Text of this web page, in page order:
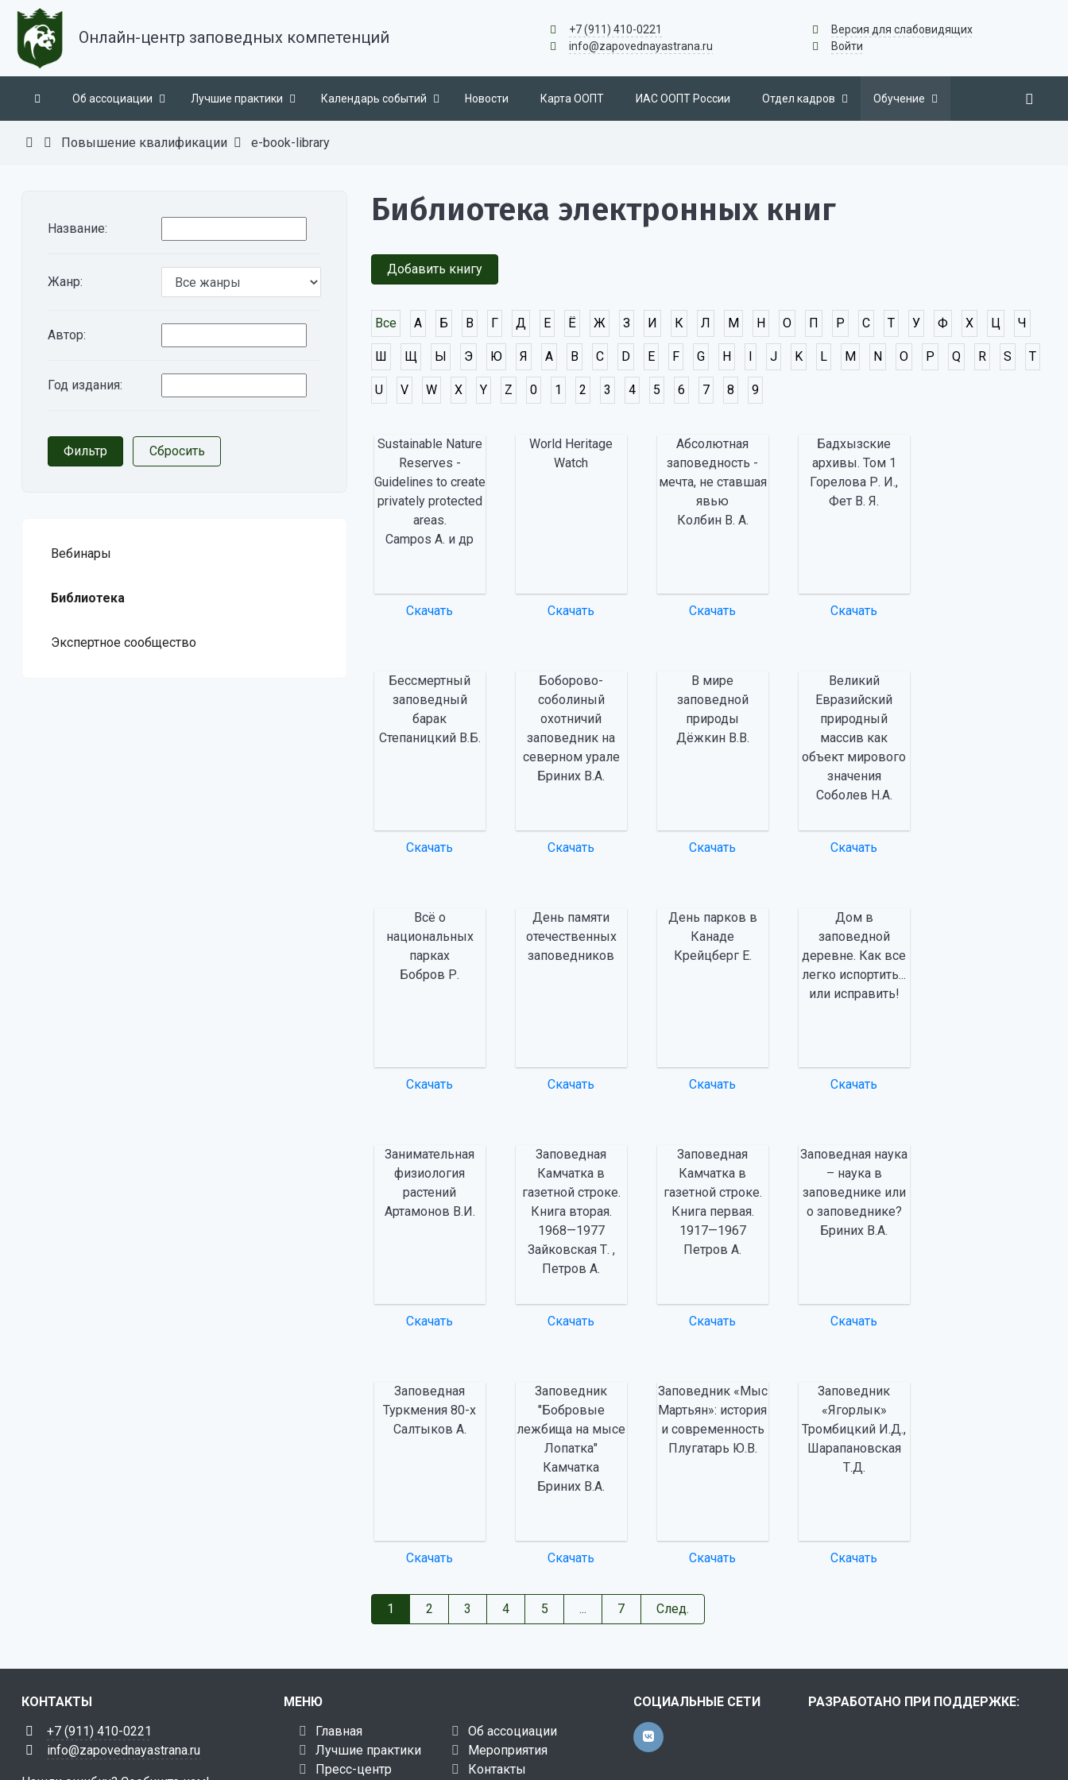
Онлайн-центр заповедных компетенций
+7 (911) 410-0221
info@zapovednayastrana.ru
Версия для слабовидящих
Войти
Об ассоциации Лучшие практики Календарь событий Новости Карта ООПТ ИАС ООПТ России Отдел кадров Обучение
Повышение квалификации e-book-library
Название:
Жанр:
Автор:
Год издания:
Вебинары
Библиотека
Экспертное сообщество
Библиотека электронных книг
Добавить книгу
Все А Б В Г Д Е Ё Ж З И К Л М Н О П Р С Т У Ф Х Ц Ч
Ш Щ Ы Э Ю Я A B C D E F G H I J K L M N O P Q R S T
U V W X Y Z 0 1 2 3 4 5 6 7 8 9
Sustainable Nature
Reserves -
Guidelines to create
privately protected
areas.
Campos A. и др
Скачать
World Heritage
Watch
Скачать
Абсолютная
заповедность -
мечта, не ставшая
явью
Колбин В. А.
Скачать
Бадхызские
архивы. Том 1
Горелова Р. И.,
Фет В. Я.
Скачать
Бессмертный
заповедный
барак
Степаницкий В.Б.
Скачать
Боборово-
соболиный
охотничий
заповедник на
северном урале
Бриних В.А.
Скачать
В мире
заповедной
природы
Дёжкин В.В.
Скачать
Великий
Евразийский
природный
массив как
объект мирового
значения
Соболев Н.А.
Скачать
Всё о
национальных
парках
Бобров Р.
Скачать
День памяти
отечественных
заповедников
Скачать
День парков в
Канаде
Крейцберг Е.
Скачать
Дом в
заповедной
деревне. Как все
легко испортить...
или исправить!
Скачать
Занимательная
физиология
растений
Артамонов В.И.
Скачать
Заповедная
Камчатка в
газетной строке.
Книга вторая.
1968—1977
Зайковская Т. ,
Петров А.
Скачать
Заповедная
Камчатка в
газетной строке.
Книга первая.
1917—1967
Петров А.
Скачать
Заповедная наука
– наука в
заповеднике или
о заповеднике?
Бриних В.А.
Скачать
Заповедная
Туркмения 80-х
Салтыков А.
Скачать
Заповедник
"Бобровые
лежбища на мысе
Лопатка"
Камчатка
Бриних В.А.
Скачать
Заповедник «Мыс
Мартьян»: история
и современность
Плугатарь Ю.В.
Скачать
Заповедник
«Ягорлык»
Тромбицкий И.Д.,
Шарапановская
Т.Д.
Скачать
1 2 3 4 5 ... 7 След.
КОНТАКТЫ
+7 (911) 410-0221
info@zapovednayastrana.ru
МЕНЮ
Главная
Об ассоциации
Лучшие практики
Мероприятия
Пресс-центр
Контакты
СОЦИАЛЬНЫЕ СЕТИ РАЗРАБОТАНО ПРИ ПОДДЕРЖКЕ: